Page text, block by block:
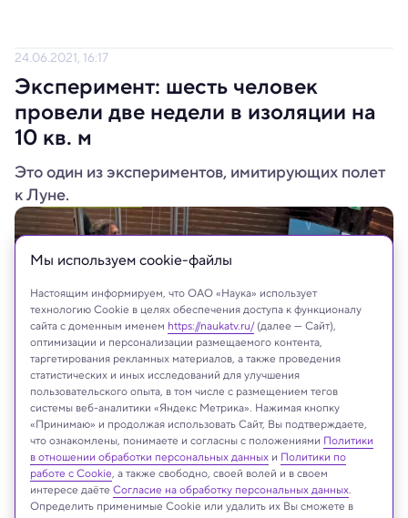
24.06.2021, 16:17
Эксперимент: шесть человек
провели две недели в изоляции на
10 кв. м
Это один из экспериментов, имитирующих полет
к Луне.
На сайте могут быть использованы материалы
интернет-ресурсов Facebook и Instagram,
Мы используем сookie-файлы
Настоящим информируем, что ОАО «Наука» использует
технологию Cookie в целях обеспечения доступа к функционалу
сайта с доменным именем https://naukatv.ru/(далее — Сайт),
оптимизации и персонализации размещаемого контента,
таргетирования рекламных материалов, а также проведения
статистических и иных исследований для улучшения
пользовательского опыта, в том числе с размещением тегов
системы веб-аналитики «Яндекс Метрика». Нажимая кнопку
«Принимаю» и продолжая использовать Сайт, Вы подтверждаете,
что ознакомлены, понимаете и согласны с положениями Политики
в отношении обработки персональных данных и Политики по
работе с Cookie, а также свободно, своей волей и в своем
интересе даёте Согласие на обработку персональных данных.
Определить применимые Cookie или удалить их Вы сможете в